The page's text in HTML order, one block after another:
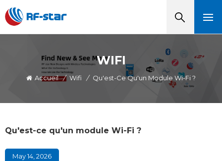
WIFI
Accueil / Wifi / Qu'est-Ce Qu'un Module Wi-Fi ?
Qu'est-ce qu'un module Wi-Fi ?
May 14, 2026